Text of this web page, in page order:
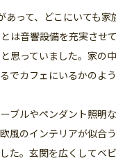
あって、どこにいても家
は音響設備を充実させ
思っていました。家の
でカフェにいるかのよ
ブルやペンダント照明
風のインテリアが似合
た。玄関を広くしてベ